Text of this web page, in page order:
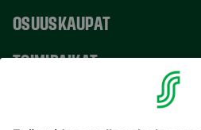
OSUUSKAUPAT
TOIMIPAIKAT